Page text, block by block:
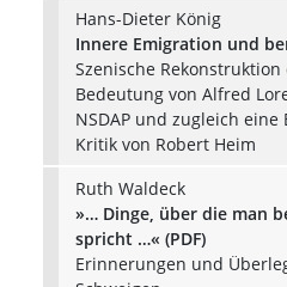
Hans-Dieter König
Innere Emigration und
Szenische
Bedeutung von Alfred
NSDAP und zugleich
Kritik von Robert Heim
Ruth Waldeck
»… Dinge, über die man
spricht …« (PDF)
Erinnerungen und